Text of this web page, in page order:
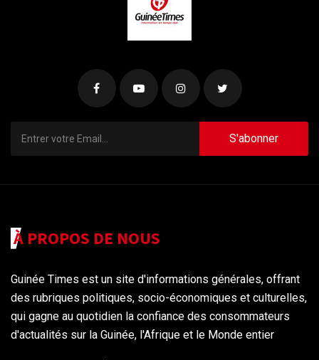
S'abonner
À PROPOS DE NOUS
Guinée Times est un site d'informations générales, offrant
des rubriques politiques, socio-économiques et culturelles,
qui gagne au quotidien la confiance des consommateurs
d'actualités sur la Guinée, l'Afrique et le Monde entier